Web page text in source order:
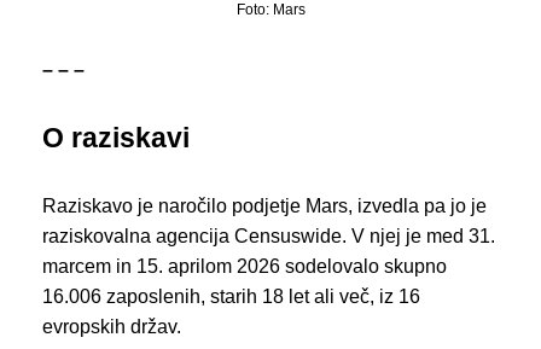
Foto: Mars
– – –
O raziskavi
Raziskavo je naročilo podjetje Mars, izvedla pa jo je
raziskovalna agencija Censuswide. V njej je med 31.
marcem in 15. aprilom 2026 sodelovalo skupno
16.006 zaposlenih, starih 18 let ali več, iz 16
evropskih držav.